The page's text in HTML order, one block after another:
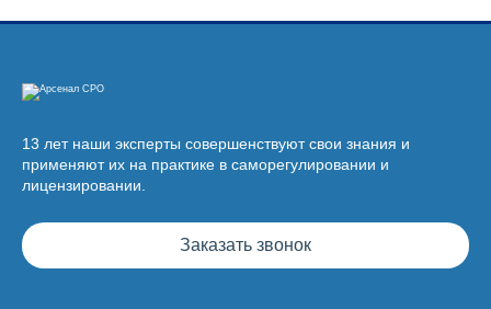
13 лет наши эксперты совершенствуют свои знания и
применяют их на практике в саморегулировании и
лицензировании.
Заказать звонок